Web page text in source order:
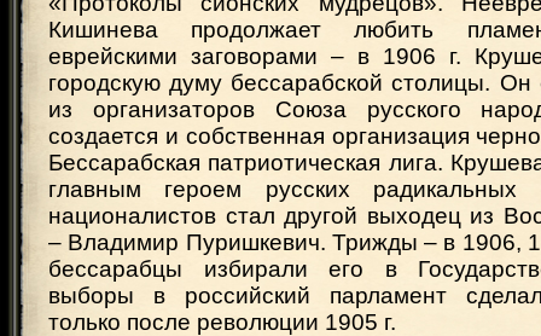
Кишинева продолжает любить
еврейскими заговорами – в 1906 г.
городскую думу бессарабской столицы. Он
из организаторов Союза русского
создается и собственная организация
Бессарабская патриотическая лига.
главным героем русских радикальных
националистов стал другой выходец из
– Владимир Пуришкевич. Трижды – в 1906,
бессарабцы избирали его в
выборы в российский парламент
только после революции 1905 г.